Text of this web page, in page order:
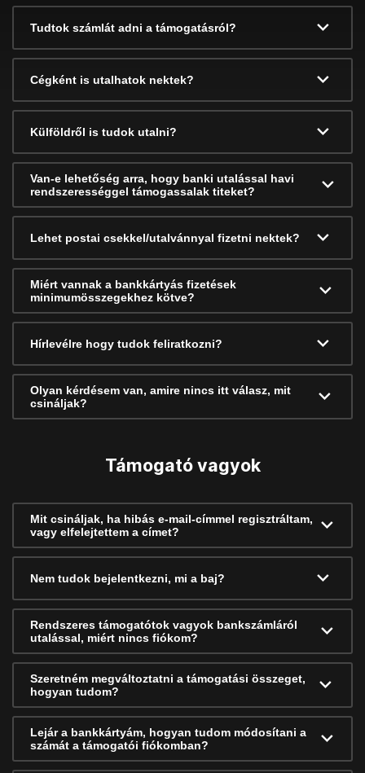
Tudtok számlát adni a támogatásról?
Cégként is utalhatok nektek?
Külföldről is tudok utalni?
Van-e lehetőség arra, hogy banki utalással havi
rendszerességgel támogassalak titeket?
Lehet postai csekkel/utalvánnyal fizetni nektek?
Miért vannak a bankkártyás fizetések
minimumösszegekhez kötve?
Hírlevélre hogy tudok feliratkozni?
Olyan kérdésem van, amire nincs itt válasz, mit
csináljak?
Támogató vagyok
Mit csináljak, ha hibás e-mail-címmel regisztráltam,
vagy elfelejtettem a címet?
Nem tudok bejelentkezni, mi a baj?
Rendszeres támogatótok vagyok bankszámláról
utalással, miért nincs fiókom?
Szeretném megváltoztatni a támogatási összeget,
hogyan tudom?
Lejár a bankkártyám, hogyan tudom módosítani a
számát a támogatói fiókomban?